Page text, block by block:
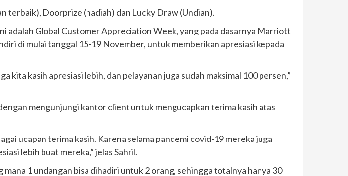
terbaik), Doorprize (hadiah) dan Lucky Draw (Undian).
adalah Global Customer Appreciation Week, yang pada dasarnya Marriott
di mulai tanggal 15-19 November, untuk memberikan apresiasi kepada
kita kasih apresiasi lebih, dan pelayanan juga sudah maksimal 100 persen,”
mengunjungi kantor client untuk mengucapkan terima kasih atas
ucapan terima kasih. Karena selama pandemi covid-19 mereka juga
lebih buat mereka,” jelas Sahril.
1 undangan bisa dihadiri untuk 2 orang, sehingga totalnya hanya 30